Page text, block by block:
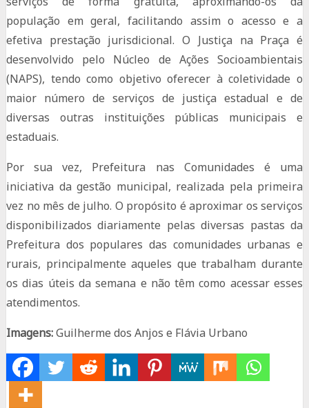
população em geral, facilitando assim o acesso e a
efetiva prestação jurisdicional. O Justiça na Praça é
desenvolvido pelo Núcleo de Ações Socioambientais
(NAPS), tendo como objetivo oferecer à coletividade o
maior número de serviços de justiça estadual e de
diversas outras instituições públicas municipais e
estaduais.
Por sua vez, Prefeitura nas Comunidades é uma
iniciativa da gestão municipal, realizada pela primeira
vez no mês de julho. O propósito é aproximar os serviços
disponibilizados diariamente pelas diversas pastas da
Prefeitura dos populares das comunidades urbanas e
rurais, principalmente aqueles que trabalham durante
os dias úteis da semana e não têm como acessar esses
atendimentos.
Imagens:Guilherme dos Anjos e Flávia Urbano